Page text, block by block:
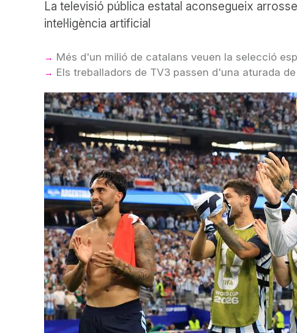
La televisió pública estatal aconsegueix
intel·ligència artificial
Més d'un milió de catalans veuen la selecció
Els treballadors de TV3 passen d'una aturada